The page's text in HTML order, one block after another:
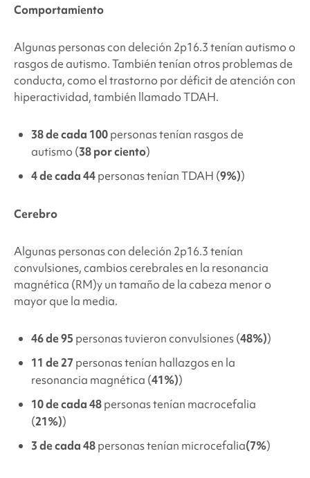
Comportamiento
Algunas personas con deleción 2p16.3tenían autismo o
rasgos de autismo. También tenían otros problemas de
conducta, como el trastorno por déficit de atención con
hiperactividad, también llamado TDAH.
38 de cada 100personas tenían rasgos de
autismo (38 por ciento)
4 de cada 44personas tenían TDAH (9%))
Cerebro
Algunas personas con deleción 2p16.3tenían
convulsiones, cambios cerebralesen la resonancia
magnética (RM)y un tamaño de la cabeza menor o
mayor que la media.
46 de 95 personas tuvieron convulsiones (48%))
11 de 27 personas tenían hallazgos en la
resonancia magnética (41%))
10 de cada 48personas tenían macrocefalia
(21%))
3 de cada 48personas tenían microcefalia(7%)